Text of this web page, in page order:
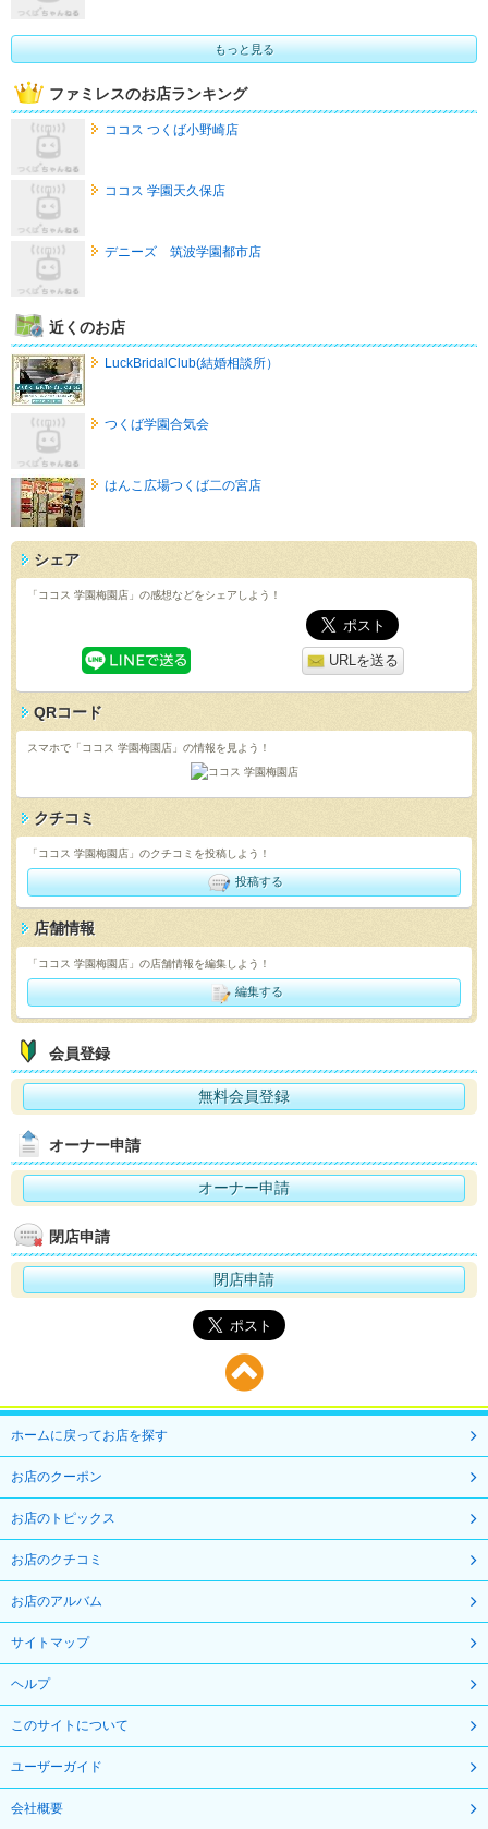
もっと見る
ファミレスのお店ランキング
ココス つくば小野崎店
ココス 学園天久保店
デニーズ 筑波学園都市店
近くのお店
LuckBridalClub(結婚相談所）
つくば学園合気会
はんこ広場つくば二の宮店
シェア
「ココス 学園梅園店」の感想などをシェアしよう！
URLを送る
QRコード
スマホで「ココス 学園梅園店」の情報を見よう！
クチコミ
「ココス 学園梅園店」のクチコミを投稿しよう！
投稿する
店舗情報
「ココス 学園梅園店」の店舗情報を編集しよう！
編集する
会員登録
無料会員登録
オーナー申請
オーナー申請
閉店申請
閉店申請
ホームに戻ってお店を探す
お店のクーポン
お店のトピックス
お店のクチコミ
お店のアルバム
サイトマップ
ヘルプ
このサイトについて
ユーザーガイド
会社概要